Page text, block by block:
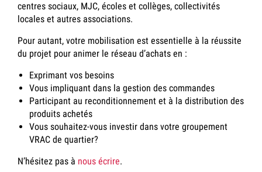
centres sociaux, MJC, écoles et collèges, collectivités
locales et autres associations.
Pour autant, votre mobilisation est essentielle à la réussite
du projet pour animer le réseau d’achats en :
Exprimant vos besoins
Vous impliquant dans la gestion des commandes
Participant au reconditionnement et à la distribution des
produits achetés
Vous souhaitez-vous investir dans votre groupement
VRAC de quartier?
N’hésitez pas à nous écrire.